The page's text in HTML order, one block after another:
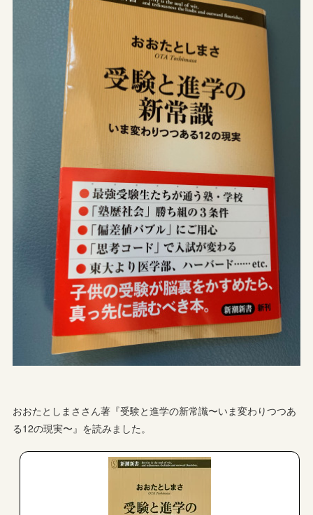
おおたとしまささん著『受験と進学の新常識〜いま変わりつつあ
る12の現実〜』を読みました。